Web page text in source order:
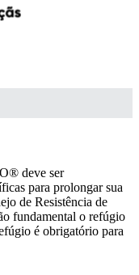
deve ser
para prolongar sua
de Resistência de
fundamental o refúgio
é obrigatório para